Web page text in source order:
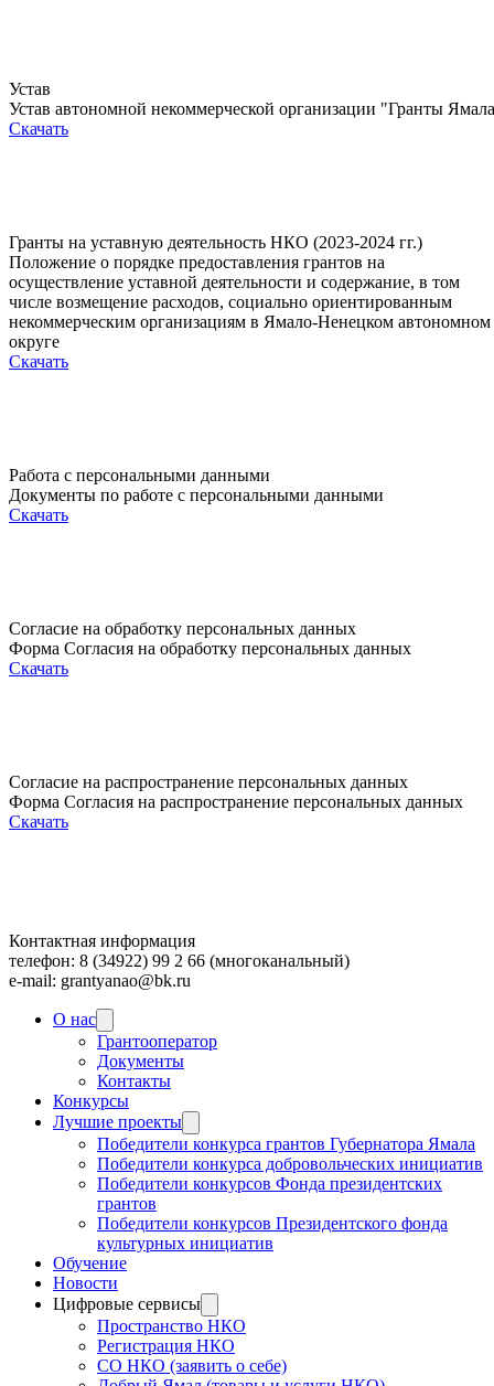
Устав
Устав автономной некоммерческой организации "Гранты
Скачать
Гранты на уставную деятельность НКО (2023-2024 гг.)
Положение о порядке предоставления грантов на
осуществление уставной деятельности и содержание, в том
числе возмещение расходов, социально ориентированным
некоммерческим организациям в Ямало-Ненецком автономном
округе
Скачать
Работа с персональными данными
Документы по работе с персональными данными
Скачать
Согласие на обработку персональных данных
Форма Согласия на обработку персональных данных
Скачать
Согласие на распространение персональных данных
Форма Согласия на распространение персональных данных
Скачать
Контактная информация
телефон: 8 (34922) 99 2 66 (многоканальный)
e-mail: grantyanao@bk.ru
О нас
Грантооператор
Документы
Контакты
Конкурсы
Лучшие проекты
Победители конкурса грантов Губернатора Ямала
Победители конкурса добровольческих инициатив
Победители конкурсов Фонда президентских
грантов
Победители конкурсов Президентского фонда
культурных инициатив
Обучение
Новости
Цифровые сервисы
Пространство НКО
Регистрация НКО
СО НКО (заявить о себе)